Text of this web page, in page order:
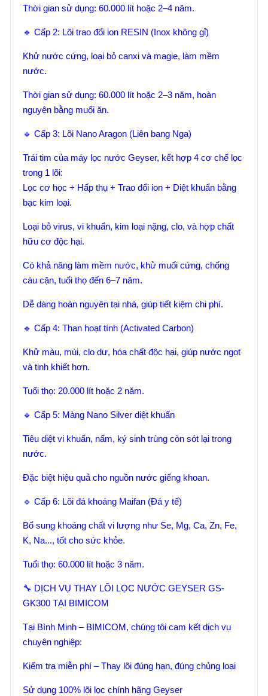
Thời gian sử dụng: 60.000 lít hoặc 2–4 năm.
🔹 Cấp 2: Lõi trao đổi ion RESIN (Inox không gỉ)
Khử nước cứng, loại bỏ canxi và magie, làm mềm
nước.
Thời gian sử dụng: 60.000 lít hoặc 2–3 năm, hoàn
nguyên bằng muối ăn.
🔹 Cấp 3: Lõi Nano Aragon (Liên bang Nga)
Trái tim của máy lọc nước Geyser, kết hợp 4 cơ chế lọc
trong 1 lõi:
Lọc cơ học + Hấp thụ + Trao đổi ion + Diệt khuẩn bằng
bạc kim loại.
Loại bỏ virus, vi khuẩn, kim loại nặng, clo, và hợp chất
hữu cơ độc hại.
Có khả năng làm mềm nước, khử muối cứng, chống
cáu cặn, tuổi thọ đến 6–7 năm.
Dễ dàng hoàn nguyên tại nhà, giúp tiết kiệm chi phí.
🔹 Cấp 4: Than hoạt tính (Activated Carbon)
Khử màu, mùi, clo dư, hóa chất độc hại, giúp nước ngọt
và tinh khiết hơn.
Tuổi thọ: 20.000 lít hoặc 2 năm.
🔹 Cấp 5: Màng Nano Silver diệt khuẩn
Tiêu diệt vi khuẩn, nấm, ký sinh trùng còn sót lại trong
nước.
Đặc biệt hiệu quả cho nguồn nước giếng khoan.
🔹 Cấp 6: Lõi đá khoáng Maifan (Đá y tế)
Bổ sung khoáng chất vi lượng như Se, Mg, Ca, Zn, Fe,
K, Na..., tốt cho sức khỏe.
Tuổi thọ: 60.000 lít hoặc 3 năm.
🔧 DỊCH VỤ THAY LÕI LỌC NƯỚC GEYSER GS-
GK300 TẠI BIMICOM
Tại Bình Minh – BIMICOM, chúng tôi cam kết dịch vụ
chuyên nghiệp:
Kiểm tra miễn phí – Thay lõi đúng hạn, đúng chủng loại
Sử dụng 100% lõi lọc chính hãng Geyser